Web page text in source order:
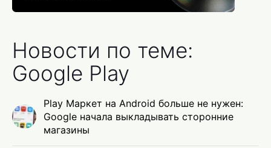
Новости по теме:
Google Play
Play Маркет на Android больше не нужен:
Google начала выкладывать сторонние
магазины